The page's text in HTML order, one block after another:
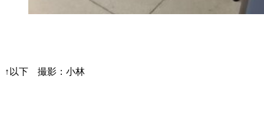
↑以下 撮影：小林